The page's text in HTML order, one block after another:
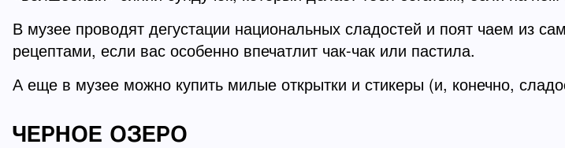
В музее проводят дегустации национальных сладостей и поят чаем из
рецептами, если вас особенно впечатлит чак-чак или пастила.
А еще в музее можно купить милые открытки и стикеры (и, конечно,
ЧЕРНОЕ ОЗЕРО